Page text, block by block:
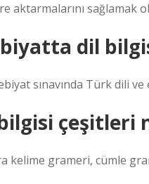
aktarmalarını sağlamak
dil
sınavında Türk dili
çeşitleri
kelime grameri, cümle